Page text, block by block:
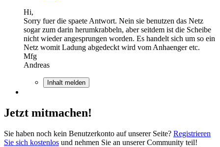
Hi,
Sorry fuer die spaete Antwort. Nein sie benutzen das Netz
sogar zum darin herumkrabbeln, aber seitdem ist die Scheibe
nicht wieder angesprungen worden. Es handelt sich um so ein
Netz womit Ladung abgedeckt wird vom Anhaenger etc.
Mfg
Andreas
Inhalt melden
Jetzt mitmachen!
Sie haben noch kein Benutzerkonto auf unserer Seite? Registrieren
Sie sich kostenlos und nehmen Sie an unserer Community teil!